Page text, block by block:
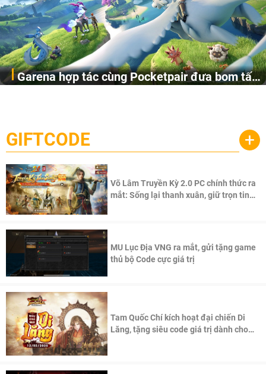
Garena hợp tác cùng Pocketpair đưa bom tấn
cầu, theo giấy phép chính thức từ công ty game Nhật Bản
Pocketpair, Inc.
GIFTCODE +
Võ Lâm Truyền Kỳ 2.0 PC chính thức ra
mắt: Sống lại thanh xuân, giữ trọn tinh
MU Lục Địa VNG ra mắt, gửi tặng game
thủ bộ Code cực giá trị
Tam Quốc Chí kích hoạt đại chiến Di
Lăng, tặng siêu code giá trị dành cho